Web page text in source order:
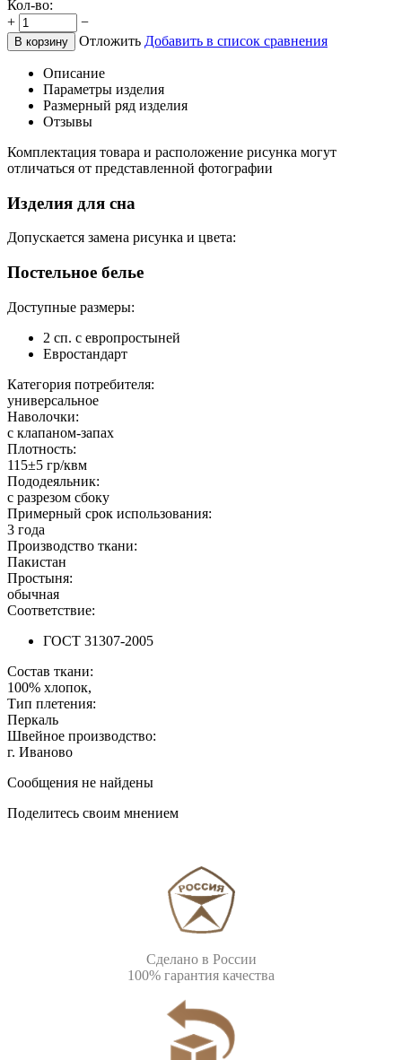
Кол-во:
+
−
В корзину Отложить Добавить в список сравнения
Описание
Параметры изделия
Размерный ряд изделия
Отзывы
Комплектация товара и расположение рисунка могут
отличаться от представленной фотографии
Изделия для сна
Допускается замена рисунка и цвета:
Постельное белье
Доступные размеры:
2 сп. с европростыней
Евростандарт
Категория потребителя:
универсальное
Наволочки:
с клапаном-запах
Плотность:
115±5 гр/квм
Пододеяльник:
с разрезом сбоку
Примерный срок использования:
3 года
Производство ткани:
Пакистан
Простыня:
обычная
Соответствие:
ГОСТ 31307-2005
Состав ткани:
100% хлопок,
Тип плетения:
Перкаль
Швейное производство:
г. Иваново
Сообщения не найдены
Поделитесь своим мнением
Сделано в России
100% гарантия качества